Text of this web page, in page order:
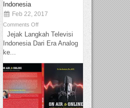
Indonesia
Feb 22, 2017
Comments Off
Jejak Langkah Televisi
Indonesia Dari Era Analog
ke...